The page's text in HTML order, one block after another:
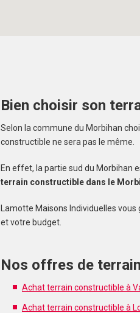
Bien choisir son
Selon la commune du Morbihan
constructible ne sera pas le même.
En effet, la partie sud du Morbihan
terrain constructible dans le
Lamotte Maisons Individuelles vous
et votre budget.
Nos offres de
Achat terrain constructible à
Achat terrain constructible à